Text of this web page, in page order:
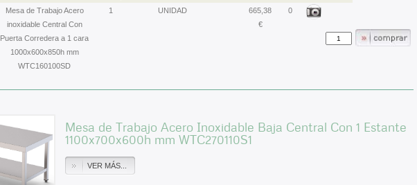
Mesa de Trabajo Acero
inoxidable Central Con
Puerta Corredera a 1 cara
1000x600x850h mm
WTC160100SD
1 UNIDAD
665,38
€
0
Mesa de Trabajo Acero Inoxidable Baja Central Con 1 Estante
1100x700x600h mm WTC270110S1
VER MÁS...